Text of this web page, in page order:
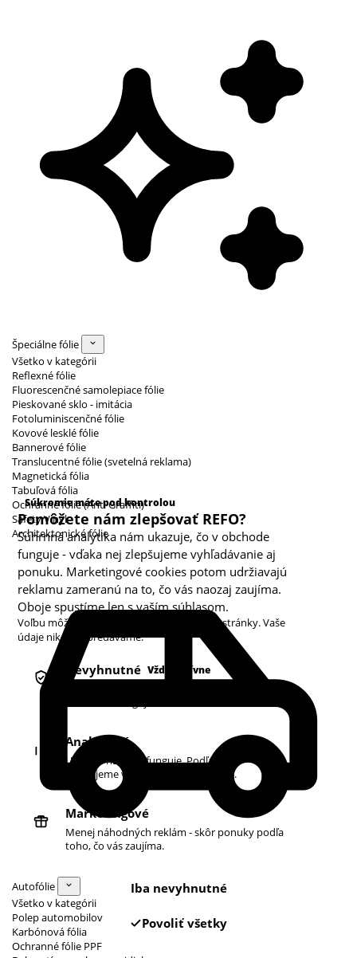
Špeciálne fólie
Všetko v kategórii
Reflexné fólie
Fluorescenčné samolepiace fólie
Pieskované sklo - imitácia
Fotoluminiscenčné fólie
Kovové lesklé fólie
Bannerové fólie
Translucentné fólie (svetelná reklama)
Magnetická fólia
Tabuľová fólia
Ochranné fólie (Anti Graffiti)
Safety Vinyl
Architektonické fólie
Autofólie
Všetko v kategórii
Polep automobilov
Karbónová fólia
Ochranné fólie PPF
Súkromie máte pod kontrolou
Pomôžete nám zlepšovať REFO?
Súhrnná analytika nám ukazuje, čo v obchode
funguje - vďaka nej zlepšujeme vyhľadávanie aj
ponuku. Marketingové cookies potom udržiavajú
reklamu zameranú na to, čo vás naozaj zaujíma.
Oboje spustíme len s vaším súhlasom.
Voľbu môžete kedykoľvek zmeniť v pätičke stránky. Vaše
údaje nikdy nepredávame.
Kategórie cookies
Nevyhnutné Vždy aktívne
Analytické
Ukazujú nám, čo funguje. Podľa toho
zlepšujeme vyhľadávanie aj ponuku.
Marketingové
Menej náhodných reklám - skôr ponuky podľa
toho, čo vás zaujíma.
Iba nevyhnutné
Povoliť všetky